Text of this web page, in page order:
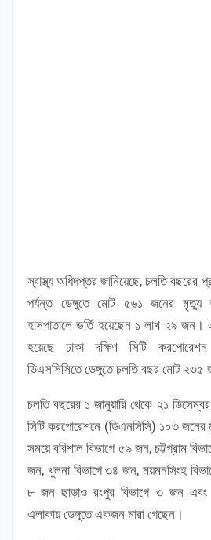
স্বাস্থ্য অধিদপ্তর জানিয়েছে, চলতি বছরের
পর্যন্ত ডেঙ্গুতে মোট ৫৬১ জনের
হাসপাতালে ভর্তি হয়েছেন ১ লাখ ২৯ জন।
হয়েছে ঢাকা দক্ষিণ সিটি
ডিএসসিসিতে ডেঙ্গুতে চলতি বছর মোট ২৩৫
চলতি বছরের ১ জানুয়ারি থেকে ২১
সিটি করপোরেশনে (ডিএনসিসি) ১০৩ জনের
সময়ে বরিশাল বিভাগে ৫৯ জন, চট্টগ্রাম
জন, খুলনা বিভাগে ৩৪ জন, ময়মনসিংহ
৮ জন ছাড়াও রংপুর বিভাগে ৩ জন এবং
এলাকায় ডেঙ্গুতে একজন মারা গেছেন।